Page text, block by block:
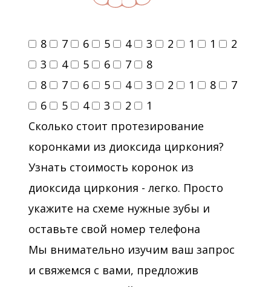
8 7 6 5 4 3 2 1 1
2
3
4 5 6 7
8
8
7 6 5 4 3 2 1 8
7
6
5 4 3 2
1
Сколько стоит протезирование
коронками из диоксида циркония?
Узнать стоимость коронок из
диоксида циркония - легко. Просто
укажите на схеме нужные зубы и
оставьте свой номер телефона
Мы внимательно изучим ваш запрос
и свяжемся с вами, предложив